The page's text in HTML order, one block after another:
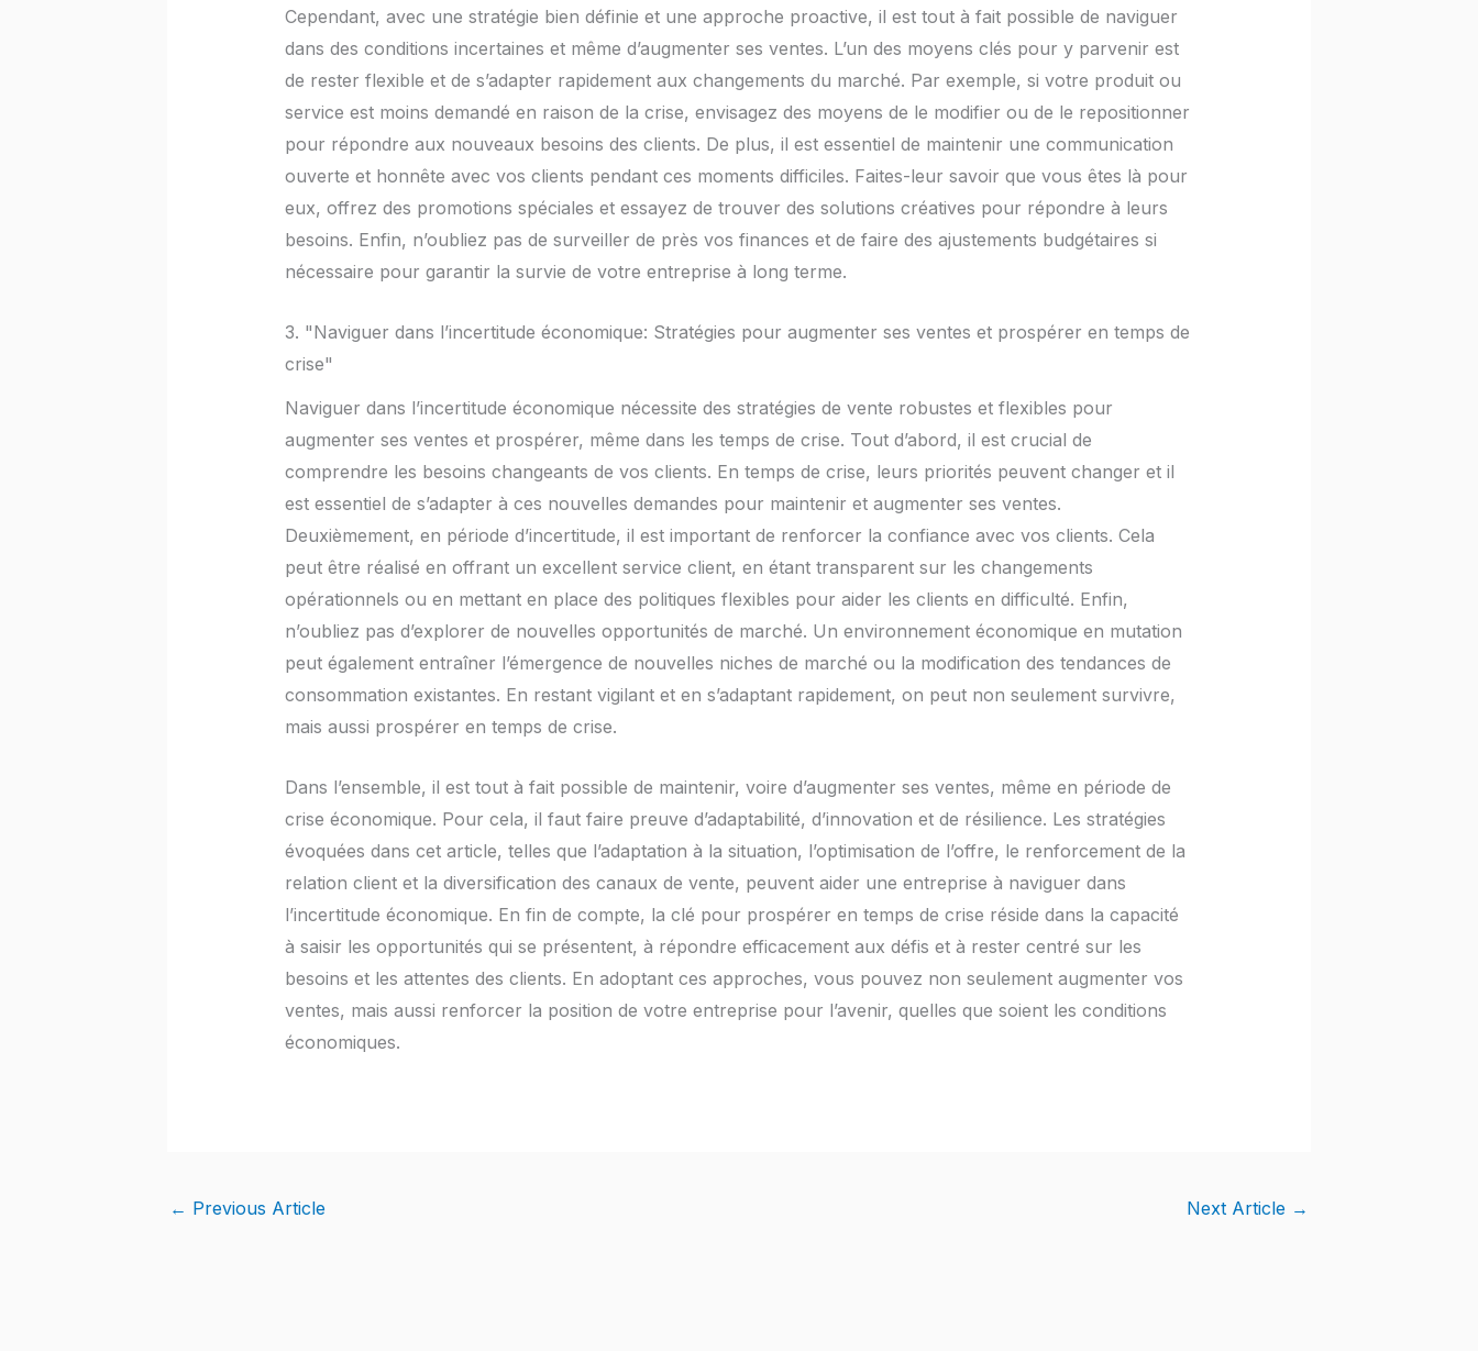
Cependant, avec une stratégie bien définie et une approche proactive, il est tout à fait possible de naviguer
dans des conditions incertaines et même d’augmenter ses ventes. L’un des moyens clés pour y parvenir est
de rester flexible et de s’adapter rapidement aux changements du marché. Par exemple, si votre produit ou
service est moins demandé en raison de la crise, envisagez des moyens de le modifier ou de le repositionner
pour répondre aux nouveaux besoins des clients. De plus, il est essentiel de maintenir une communication
ouverte et honnête avec vos clients pendant ces moments difficiles. Faites-leur savoir que vous êtes là pour
eux, offrez des promotions spéciales et essayez de trouver des solutions créatives pour répondre à leurs
besoins. Enfin, n’oubliez pas de surveiller de près vos finances et de faire des ajustements budgétaires si
nécessaire pour garantir la survie de votre entreprise à long terme.
3. "Naviguer dans l’incertitude économique: Stratégies pour augmenter ses ventes et prospérer en temps de
crise"
Naviguer dans l’incertitude économique nécessite des stratégies de vente robustes et flexibles pour
augmenter ses ventes et prospérer, même dans les temps de crise. Tout d’abord, il est crucial de
comprendre les besoins changeants de vos clients. En temps de crise, leurs priorités peuvent changer et il
est essentiel de s’adapter à ces nouvelles demandes pour maintenir et augmenter ses ventes.
Deuxièmement, en période d’incertitude, il est important de renforcer la confiance avec vos clients. Cela
peut être réalisé en offrant un excellent service client, en étant transparent sur les changements
opérationnels ou en mettant en place des politiques flexibles pour aider les clients en difficulté. Enfin,
n’oubliez pas d’explorer de nouvelles opportunités de marché. Un environnement économique en mutation
peut également entraîner l’émergence de nouvelles niches de marché ou la modification des tendances de
consommation existantes. En restant vigilant et en s’adaptant rapidement, on peut non seulement survivre,
mais aussi prospérer en temps de crise.
Dans l’ensemble, il est tout à fait possible de maintenir, voire d’augmenter ses ventes, même en période de
crise économique. Pour cela, il faut faire preuve d’adaptabilité, d’innovation et de résilience. Les stratégies
évoquées dans cet article, telles que l’adaptation à la situation, l’optimisation de l’offre, le renforcement de la
relation client et la diversification des canaux de vente, peuvent aider une entreprise à naviguer dans
l’incertitude économique. En fin de compte, la clé pour prospérer en temps de crise réside dans la capacité
à saisir les opportunités qui se présentent, à répondre efficacement aux défis et à rester centré sur les
besoins et les attentes des clients. En adoptant ces approches, vous pouvez non seulement augmenter vos
ventes, mais aussi renforcer la position de votre entreprise pour l’avenir, quelles que soient les conditions
économiques.
← Previous Article Next Article →